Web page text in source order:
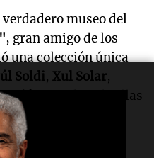
museo del
, gran amigo de los
una colección única
Soldi, Xul Solar,
, muchas de ellas
personales que